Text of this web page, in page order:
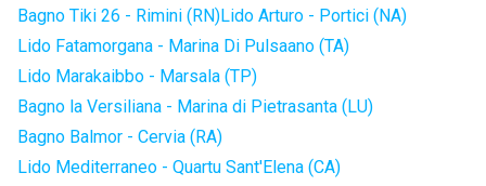
Bagno Tiki 26 - Rimini (RN)Lido Arturo - Portici (NA)
Lido Fatamorgana - Marina Di Pulsaano (TA)
Lido Marakaibbo - Marsala (TP)
Bagno la Versiliana - Marina di Pietrasanta (LU)
Bagno Balmor - Cervia (RA)
Lido Mediterraneo - Quartu Sant'Elena (CA)